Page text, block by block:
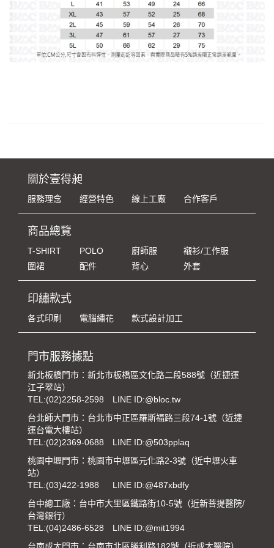
關於壹得昶
服務理念 經營特色 線上工廠 合作客戶
商品總覽
T-SHIRT POLO 廚師服
襯衫/工作服
圍裙
配件 背心 外套
印繡款式
各式印刷 電腦繡花 款式設計加工
門市服務據點
新北板橋門市：新北市板橋區文化路二段588號（近捷運
江子翠站）
TEL:(02)2258-2598
LINE ID:@bloc.tw
台北師大門市：台北市中正區羅斯福路三段74-1號（近捷
運台電大樓站）
TEL:(02)2369-0688
LINE ID:@503pplaq
桃園中壢門市：桃園市中壢區元化路2-3號（近中壢火車
站）
TEL:(03)422-1988
LINE ID:@487xbdfy
台中總工廠：台中市大里區鐵路街10-5號（近新菩提醫院/
台灣銀行）
TEL:(04)2486-6528
LINE ID:@mit1994